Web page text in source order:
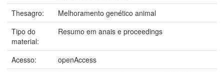
Thesagro:
Melhoramento genético animal
Tipo do
material:
Resumo em anais e proceedings
Acesso:
openAccess